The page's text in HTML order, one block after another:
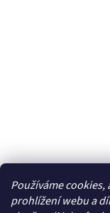
Používáme
prohlížení webu a
Facebook